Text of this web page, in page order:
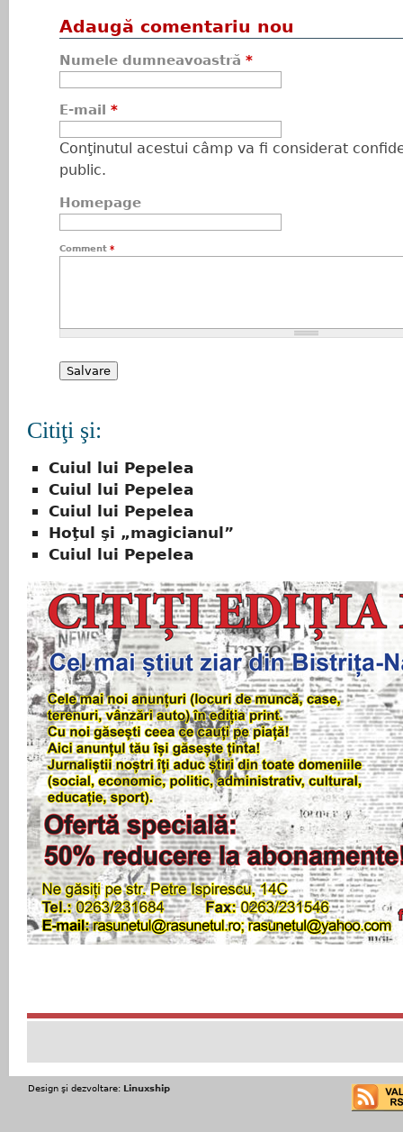
Adaugă comentariu nou
Numele dumneavoastră *
E-mail *
Conţinutul acestui câmp va fi considerat
public.
Homepage
Comment *
Citiţi şi:
Cuiul lui Pepelea
Cuiul lui Pepelea
Cuiul lui Pepelea
Hoţul şi „magicianul”
Cuiul lui Pepelea
Design şi dezvoltare: Linuxship